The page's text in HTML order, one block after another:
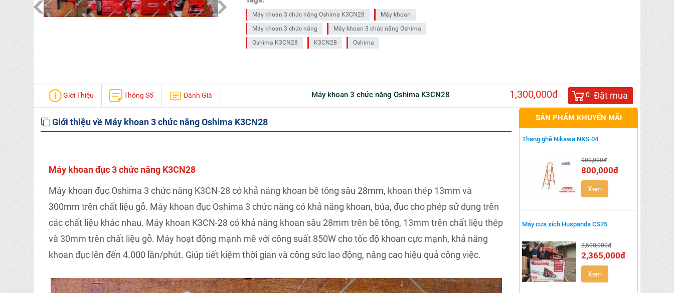
Máy khoan 3 chức năng Oshima K3CN28
Máy khoan
Máy khoan 3 chức năng
Máy khoan 3 chức năng Oshima
Oshima K3CN28
K3CN28 Oshima
Giới Thiệu Thông Số Đánh Giá Máy khoan 3 chức năng Oshima K3CN28 1,300,000đ 0 Đặt mua
Giới thiệu về Máy khoan 3 chức năng Oshima K3CN28
Máy khoan đục 3 chức năng K3CN28
Máy khoan đục Oshima 3 chức năng K3CN-28 có khả năng khoan bê tông sâu 28mm, khoan thép 13mm và
300mm trên chất liệu gỗ. Máy khoan đục Oshima 3 chức năng có khả năng khoan, búa, đục cho phép sử dụng trên
các chất liệu khác nhau. Máy khoan K3CN-28 có khả năng khoan sâu 28mm trên bê tông, 13mm trên chất liệu thép
và 30mm trên chất liệu gỗ. Máy hoạt động mạnh mẽ với công suất 850W cho tốc độ khoan cực mạnh, khả năng
khoan đục lên đến 4.000 lần/phút. Giúp tiết kiệm thời gian và công sức lao động, nâng cao hiệu quả công việc.
SẢN PHẨM KHUYẾN MÃI
Thang ghế Nikawa NKS-04
900,000đ
800,000đ
Xem
Máy cưa xích Huspanda CS75
2,500,000đ
2,365,000đ
Xem